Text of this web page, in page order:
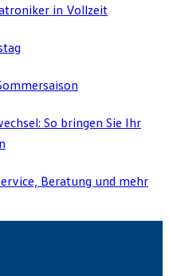
in Vollzeit
So bringen Sie Ihr
Beratung und mehr